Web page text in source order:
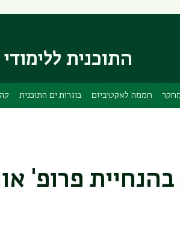
ראשי
התוכנית
חממה לאקטיביזם בוגרות.ים התוכנית
בהנחיית פרופ'